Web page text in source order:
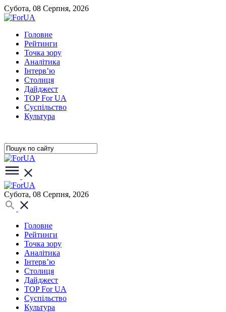
Субота, 08 Серпня, 2026
Головне
Рейтинги
Точка зору
Аналітика
Інтерв’ю
Столиця
Дайджест
TOP For UA
Суспiльство
Культура
Субота, 08 Серпня, 2026
Головне
Рейтинги
Точка зору
Аналітика
Інтерв’ю
Столиця
Дайджест
TOP For UA
Суспiльство
Культура